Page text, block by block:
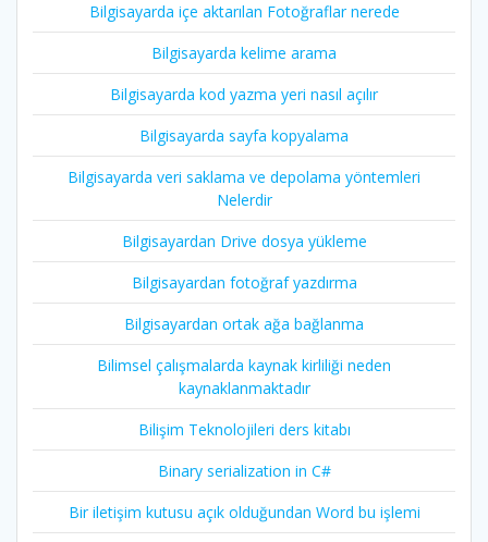
Bilgisayarda içe aktarılan Fotoğraflar nerede
Bilgisayarda kelime arama
Bilgisayarda kod yazma yeri nasıl açılır
Bilgisayarda sayfa kopyalama
Bilgisayarda veri saklama ve depolama yöntemleri
Nelerdir
Bilgisayardan Drive dosya yükleme
Bilgisayardan fotoğraf yazdırma
Bilgisayardan ortak ağa bağlanma
Bilimsel çalışmalarda kaynak kirliliği neden
kaynaklanmaktadır
Bilişim Teknolojileri ders kitabı
Binary serialization in C#
Bir iletişim kutusu açık olduğundan Word bu işlemi